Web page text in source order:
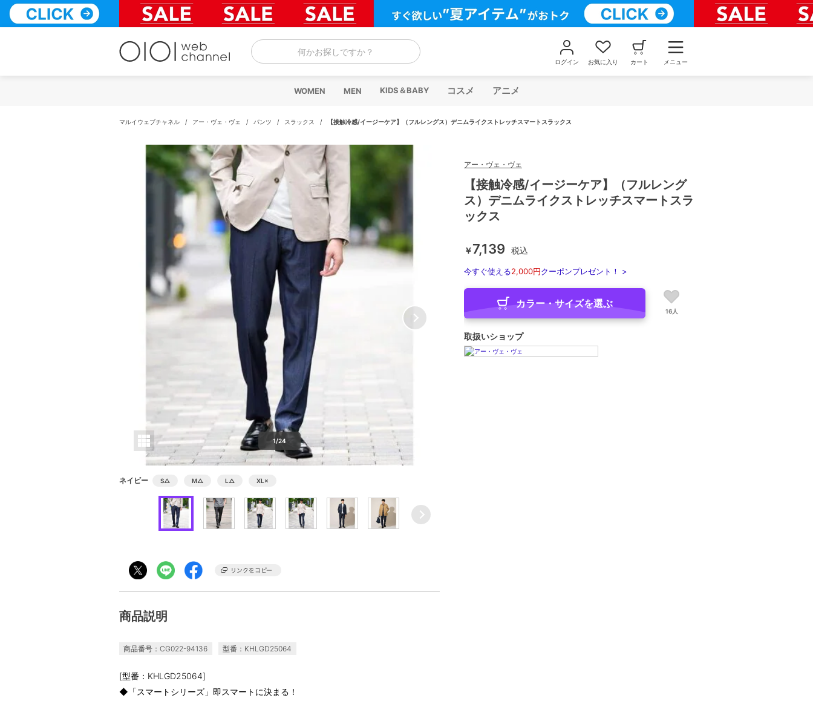
テ
何かお探しですか？
ログイン お気に入り カート メニュー
WOMEN MEN KIDS＆BABY コスメ アニメ
マルイウェブチャネル / アー・ヴェ・ヴェ / パンツ / スラックス / 【接触冷感/イージーケア】（フルレングス）デニムライクストレッチスマートスラックス
1/24
ネイビー S△ M△ L △ XL ×
商品説明
商品番号：CG022-94136 型番：KHLGD25064
[型番：KHLGD25064]
◆「スマートシリーズ」即スマートに決まる！
アー・ヴェ・ヴェ
【接触冷感/イージーケア】（フルレング
ス）デニムライクストレッチスマートスラ
ックス
￥7,139 税込
今すぐ使える2,000円クーポンプレゼント！ >
カラー・サイズを選ぶ
16人
取扱いショップ